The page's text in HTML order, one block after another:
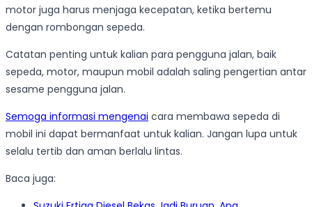
motor juga harus menjaga kecepatan, ketika bertemu
dengan rombongan sepeda.
Catatan penting untuk kalian para pengguna jalan, baik
sepeda, motor, maupun mobil adalah saling pengertian antar
sesame pengguna jalan.
Semoga informasi mengenai cara membawa sepeda di
mobil ini dapat bermanfaat untuk kalian. Jangan lupa untuk
selalu tertib dan aman berlalu lintas.
Baca juga: